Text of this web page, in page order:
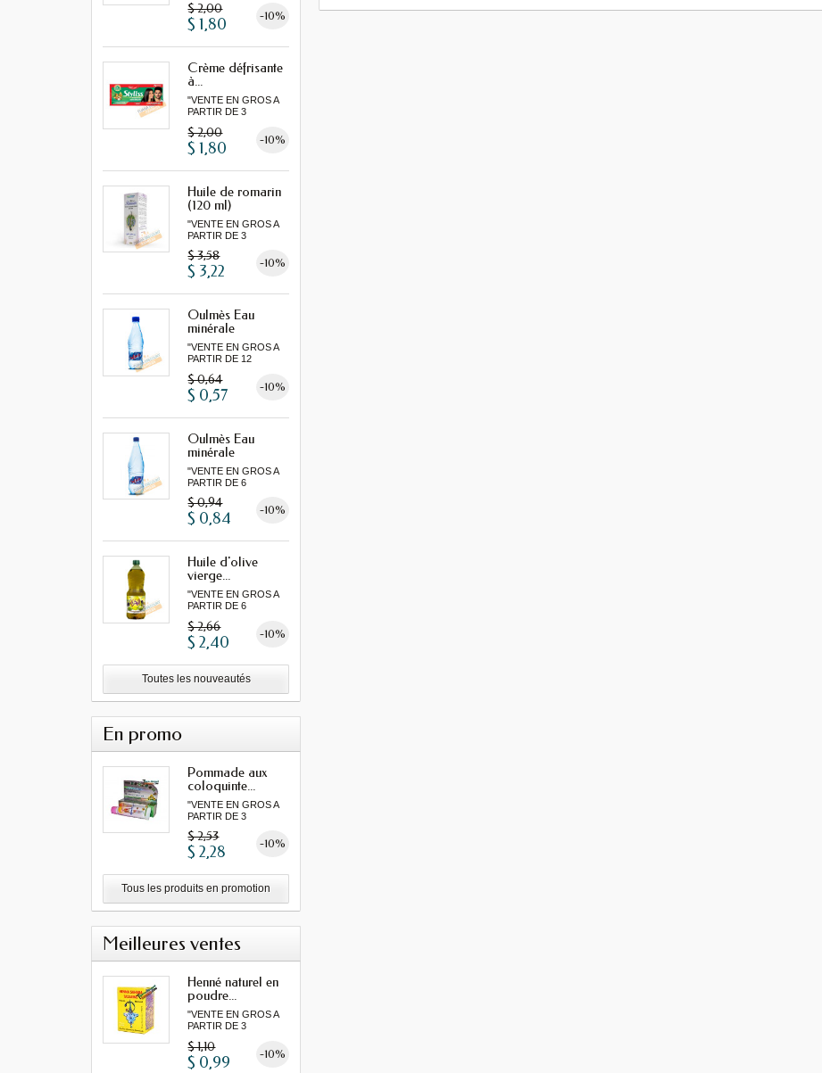
$ 2,00 -10%
$ 1,80
Crème défrisante
à...
"VENTE EN GROS A
PARTIR DE 3
$ 2,00 -10%
$ 1,80
Huile de romarin
(120 ml)
"VENTE EN GROS A
PARTIR DE 3
$ 3,58 -10%
$ 3,22
Oulmès Eau
minérale
gazeuse...
"VENTE EN GROS A
PARTIR DE 12
$ 0,64 -10%
$ 0,57
Oulmès Eau
minérale
gazeuse...
"VENTE EN GROS A
PARTIR DE 6
$ 0,94 -10%
$ 0,84
Huile d'olive
vierge...
"VENTE EN GROS A
PARTIR DE 6
$ 2,66 -10%
$ 2,40
Toutes les nouveautés
En promo
Pommade aux
coloquinte...
"VENTE EN GROS A
PARTIR DE 3
$ 2,53 -10%
$ 2,28
Tous les produits en promotion
Meilleures ventes
Henné naturel en
poudre...
"VENTE EN GROS A
PARTIR DE 3
$ 1,10 -10%
$ 0,99